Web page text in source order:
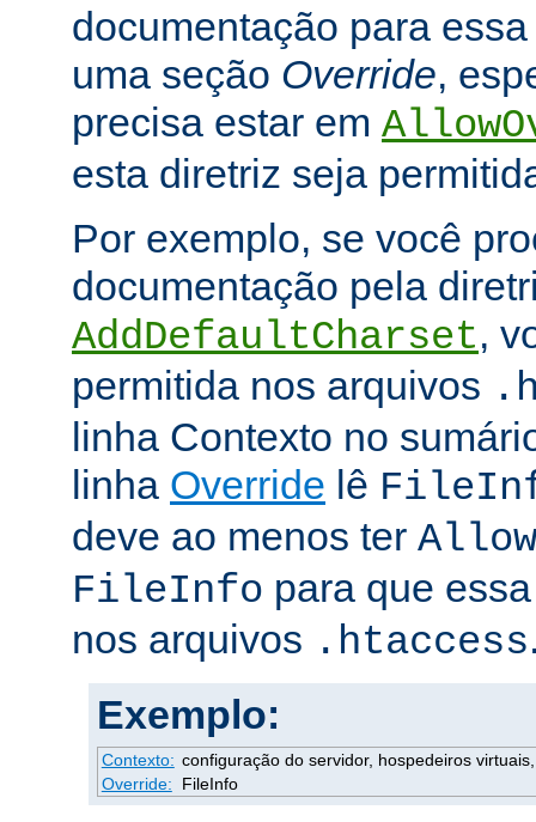
documentação para
uma seção Override,
precisa estar em
esta diretriz seja
Por exemplo, se você
documentação pela
AddDefaultCharset,
permitida nos arquivos
linha Contexto no
linha Override lê
deve ao menos ter
FileInfo para que
nos arquivos .htaccess
Exemplo:
Contexto: configuração do servidor, hospedeiros
Override:
FileInfo